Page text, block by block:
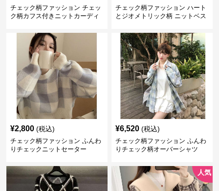
チェック柄ファッション チェッ
ク柄カフス付きニットカーディ
チェック柄ファッション ハート
とジオメトリック柄 ニットベス
¥2,800 (税込)
チェック柄ファッション ふんわ
りチェックニットセーター
¥6,520 (税込)
チェック柄ファッション ふんわ
りチェック柄オーバーシャツ
人気